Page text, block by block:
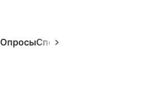
ОпросыСпецпроекты